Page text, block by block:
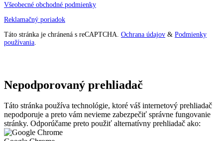
Všeobecné obchodné podmienky
Reklamačný poriadok
Táto stránka je chránená s reCAPTCHA. Ochrana údajov & Podmienky
používania
Nepodporovaný prehliadač
Táto stránka používa technológie, ktoré váš internetový prehliadač
nepodporuje a preto vám nevieme zabezpečiť správne fungovanie
stránky. Odporúčame preto použiť alternatívny prehliadač ako: